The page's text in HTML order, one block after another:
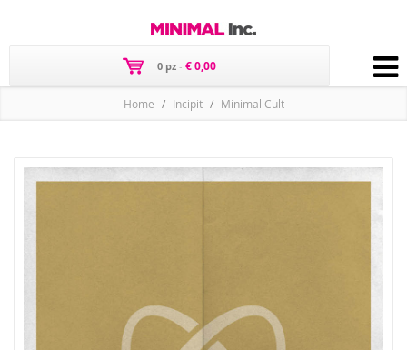
0 pz - € 0,00
Home Incipit Minimal Cult